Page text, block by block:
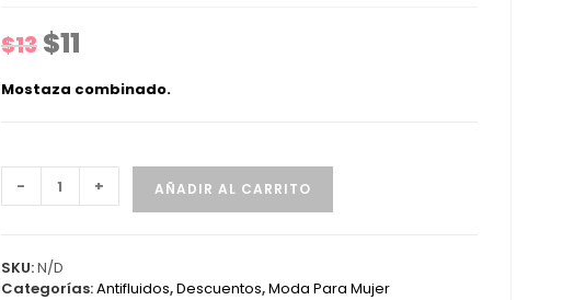
$13 El
precio
era:
$13
$11El
precio
es:
$11
Mostaza combinado.
Antifluido
997
- + AÑADIR AL CARRITO
SKU:N/D
Categorías:Antifluidos,Descuentos,Moda Para Mujer